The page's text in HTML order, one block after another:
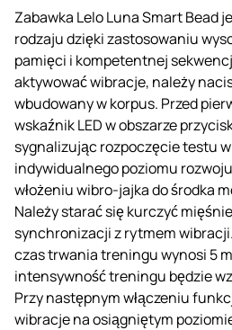
Zabawka Lelo Luna Smart Bead
rodzaju dzięki zastosowaniu
pamięci i kompetentnej
aktywować wibracje, należy
wbudowany w korpus. Przed
wskaźnik LED w obszarze
sygnalizując rozpoczęcie testu
indywidualnego poziomu
włożeniu wibro-jajka do środka
Należy starać się kurczyć
synchronizacji z rytmem
czas trwania treningu wynosi 5
intensywność treningu będzie
Przy następnym włączeniu
wibracje na osiągniętym